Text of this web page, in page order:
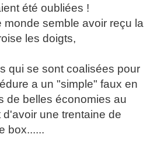
été oubliées !
monde semble avoir reçu la
les doigts,
qui se sont coalisées pour
a un "simple" faux en
de belles économies au
une trentaine de
box......